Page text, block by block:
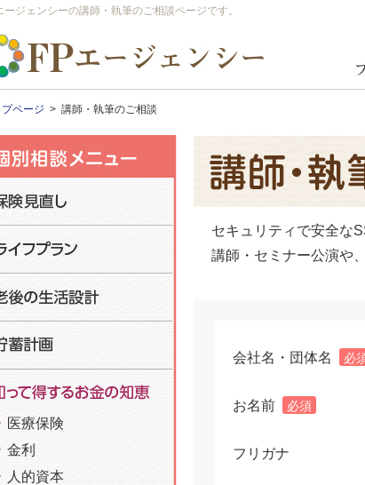
ージェンシーの講師・執筆のご相談ページです。
プページ > 講師・執筆のご相談
医療保険
金利
人的資本
セキュリティで安全な
講師・セミナー公演や
会社名・団体名 必
お名前 必須
フリガナ